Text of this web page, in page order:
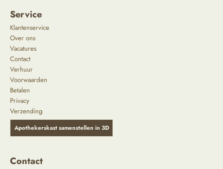
Service
Klantenservice
Over ons
Vacatures
Contact
Verhuur
Voorwaarden
Betalen
Privacy
Verzending
Apothekerskast samenstellen in 3D
Contact